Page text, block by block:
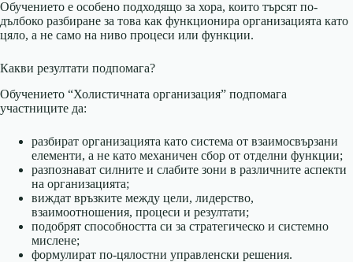
Обучението е особено подходящо за хора, които търсят по-
дълбоко разбиране за това как функционира организацията като
цяло, а не само на ниво процеси или функции.
Какви резултати подпомага?
Обучението “Холистичната организация” подпомага
участниците да:
разбират организацията като система от взаимосвързани
елементи, а не като механичен сбор от отделни функции;
разпознават силните и слабите зони в различните аспекти
на организацията;
виждат връзките между цели, лидерство,
взаимоотношения, процеси и резултати;
подобрят способността си за стратегическо и системно
мислене;
формулират по-цялостни управленски решения.